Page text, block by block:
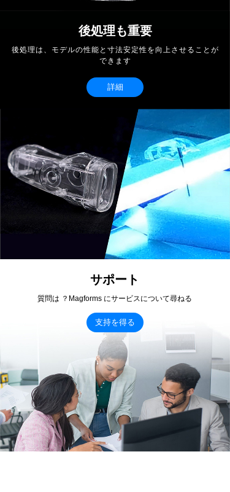
サポート
質問は ？Magforms にサービスについて尋ねる
後処理も重要
後処理は、モデルの性能と寸法安定性を向上させることが
できます
支持を得る
詳細